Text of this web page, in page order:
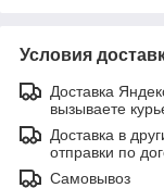
Условия
Доставка
вызываете
Доставка в
отправки по
Самовывоз